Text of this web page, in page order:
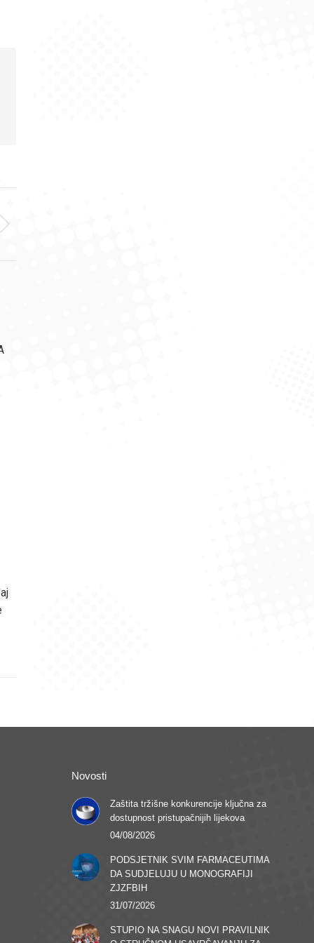
Novosti
Zaštita tržišne konkurencije ključna za
dostupnost pristupačnijih lijekova
04/08/2026
PODSJETNIK SVIM FARMACEUTIMA
DA SUDJELUJU U MONOGRAFIJI
ZJZFBIH
31/07/2026
STUPIO NA SNAGU NOVI PRAVILNIK